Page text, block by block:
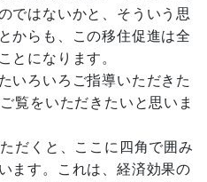
ではないかと、そういう思
からも、この移住促進は全
とになります。
いろいろご指導いただきた
覧をいただきたいと思いま
だくと、ここに四角で囲み
ます。これは、経済効果の